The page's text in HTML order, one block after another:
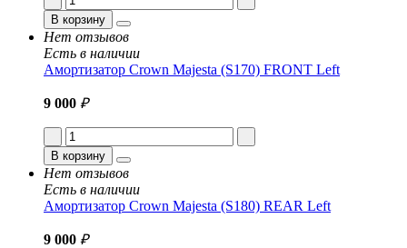
В корзину
Нет отзывов
Есть в наличии
Амортизатор Crown Majesta (S170) FRONT Left
9 000 ₽
В корзину
Нет отзывов
Есть в наличии
Амортизатор Crown Majesta (S180) REAR Left
9 000 ₽